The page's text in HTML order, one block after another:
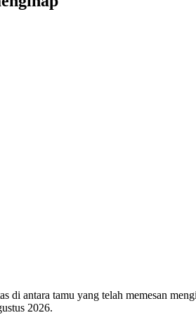
di antara tamu yang telah memesan
2026.